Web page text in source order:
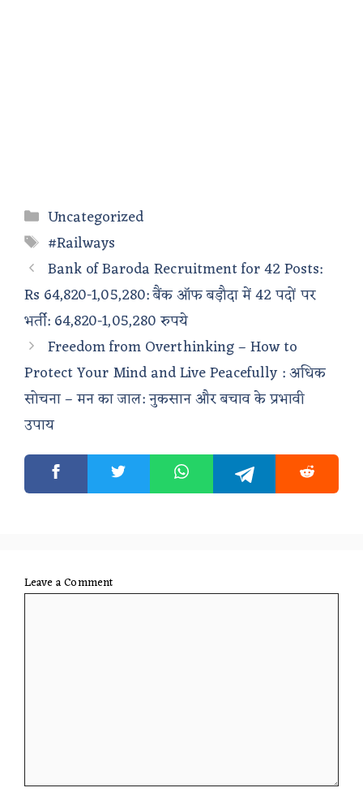
Categories
Uncategorized
Tags
#Railways
Bank of Baroda Recruitment for 42 Posts:
Rs 64,820-1,05,280: बैंक ऑफ बड़ौदा में 42 पदों पर
भर्ती: 64,820-1,05,280 रुपये
Freedom from Overthinking – How to
Protect Your Mind and Live Peacefully : अधिक
सोचना – मन का जाल: नुकसान और बचाव के प्रभावी
उपाय
Leave a Comment